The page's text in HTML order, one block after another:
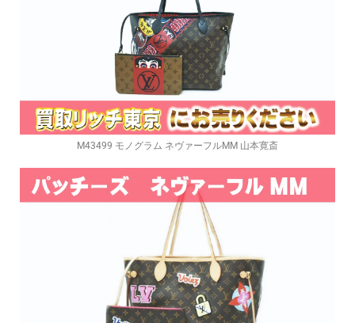
M43499 モノグラム ネヴァーフルMM 山本寛斎